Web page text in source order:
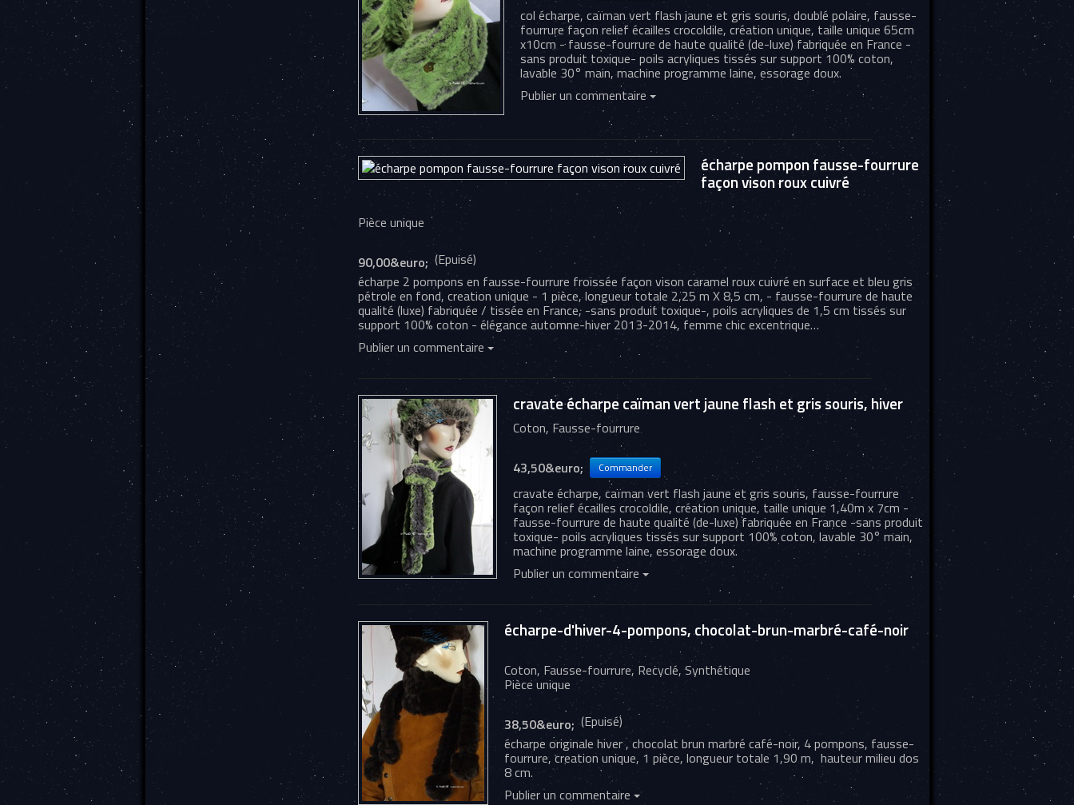
col écharpe, caïman vert flash jaune et gris souris, doublé polaire, fausse-
fourrure façon relief écailles crocoldile, création unique, taille unique 65cm
x10cm - fausse-fourrure de haute qualité (de-luxe) fabriquée en France -
sans produit toxique- poils acryliques tissés sur support 100% coton,
lavable 30° main, machine programme laine, essorage doux.
Publier un commentaire
écharpe pompon fausse-fourrure
façon vison roux cuivré
Pièce unique
90,00&euro; (Epuisé)
écharpe 2 pompons en fausse-fourrure froissée façon vison caramel roux cuivré en surface et bleu gris
pétrole en fond, creation unique - 1 pièce, longueur totale 2,25 m X 8,5 cm, - fausse-fourrure de haute
qualité (luxe) fabriquée / tissée en France, -sans produit toxique-, poils acryliques de 1,5 cm tissés sur
support 100% coton - élégance automne-hiver 2013-2014, femme chic excentrique…
Publier un commentaire
cravate écharpe caïman vert jaune flash et gris souris, hiver
Coton, Fausse-fourrure
43,50&euro;
cravate écharpe, caïman vert flash jaune et gris souris, fausse-fourrure
façon relief écailles crocoldile, création unique, taille unique 1,40m x 7cm -
fausse-fourrure de haute qualité (de-luxe) fabriquée en France -sans produit
toxique- poils acryliques tissés sur support 100% coton, lavable 30° main,
machine programme laine, essorage doux.
Publier un commentaire
écharpe-d'hiver-4-pompons, chocolat-brun-marbré-café-noir
Coton, Fausse-fourrure, Recyclé, Synthétique
Pièce unique
38,50&euro; (Epuisé)
écharpe originale hiver , chocolat brun marbré café-noir, 4 pompons, fausse-
fourrure, creation unique, 1 pièce, longueur totale 1,90 m, hauteur milieu dos
8 cm.
Publier un commentaire